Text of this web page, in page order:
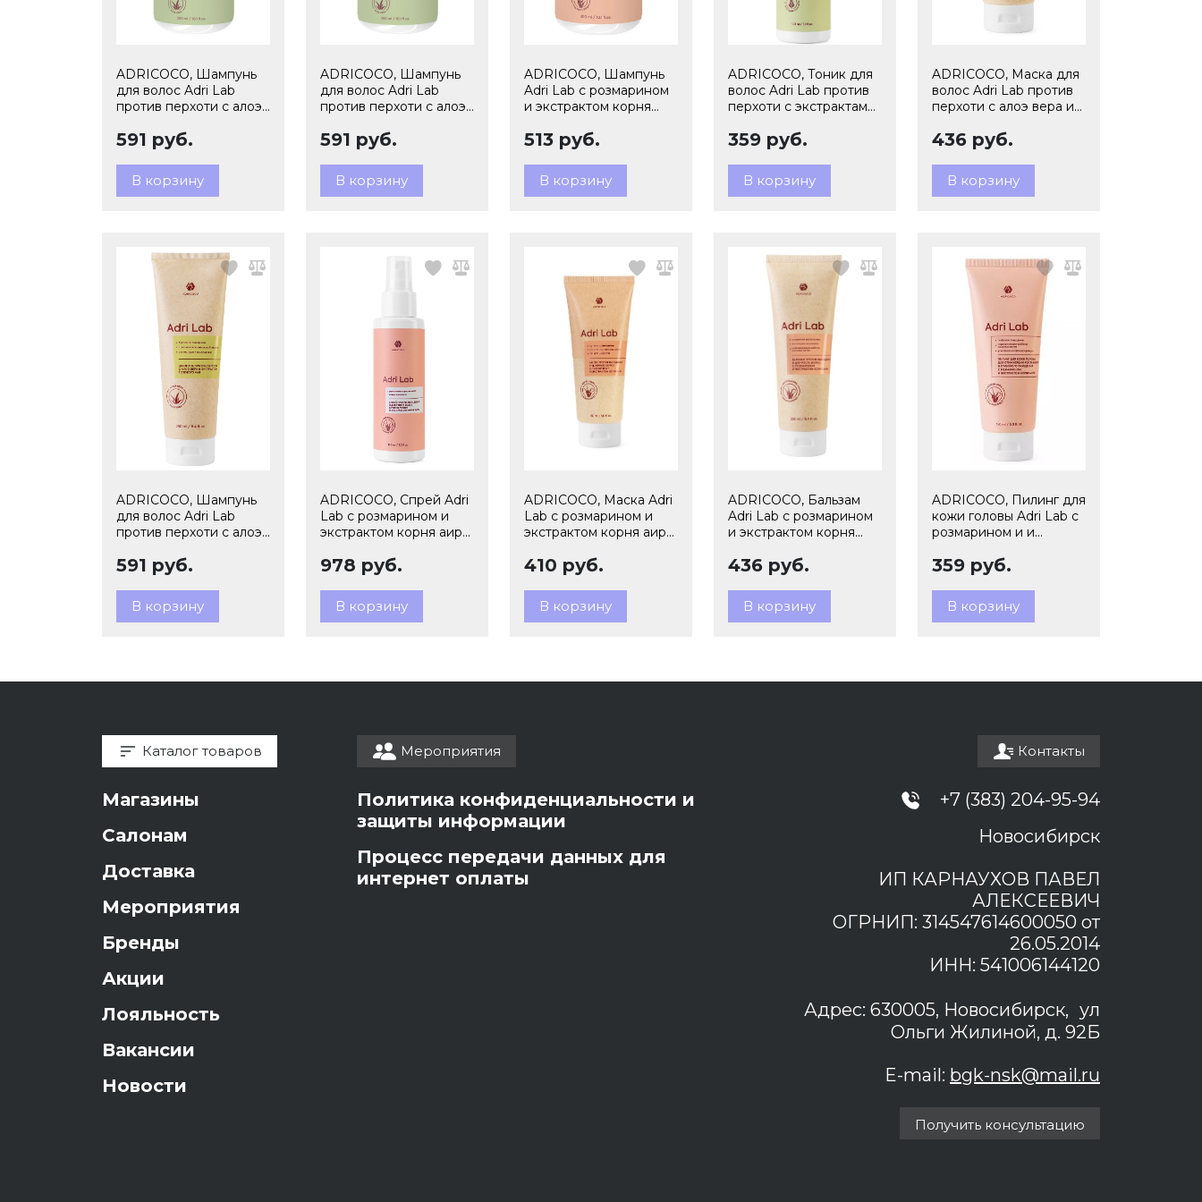
ADRICOCO, Шампунь
для волос Adri Lab
против перхоти с алоэ
мл арт 575905 Ч/З
591 руб.
В корзину
ADRICOCO, Шампунь
для волос Adri Lab
против перхоти с алоэ
300 мл арт 575905
591 руб.
В корзину
ADRICOCO, Шампунь
Adri Lab с розмарином
и экстрактом корня
513 руб.
В корзину
ADRICOCO, Тоник для
волос Adri Lab против
перхоти с экстрактами
арт 7673737
359 руб.
В корзину
ADRICOCO, Маска для
волос Adri Lab против
перхоти с алоэ вера и
арт 7673720
436 руб.
В корзину
ADRICOCO, Шампунь
для волос Adri Lab
против перхоти с алоэ
250 мл арт 7673713
591 руб.
В корзину
ADRICOCO, Спрей Adri
Lab с розмарином и
экстрактом корня аира,
978 руб.
В корзину
ADRICOCO, Маска Adri
Lab с розмарином и
экстрактом корня аира,
410 руб.
В корзину
ADRICOCO, Бальзам
Adri Lab с розмарином
и экстрактом корня
7672785
436 руб.
В корзину
ADRICOCO, Пилинг для
кожи головы Adri Lab с
розмарином и и
150 мл арт 7673690
359 руб.
В корзину
Каталог товаров
Магазины
Салонам
Доставка
Мероприятия
Бренды
Акции
Лояльность
Вакансии
Новости
Мероприятия
Политика конфиденциальности и
защиты информации
Процесс передачи данных для
интернет оплаты
Контакты
+7 (383) 204-95-94
Новосибирск
ИП КАРНАУХОВ ПАВЕЛ
АЛЕКСЕЕВИЧ
ОГРНИП: 314547614600050 от
26.05.2014
ИНН: 541006144120
Адрес: 630005, Новосибирск, ул
Ольги Жилиной, д. 92Б
E-mail: bgk-nsk@mail.ru
Получить консультацию